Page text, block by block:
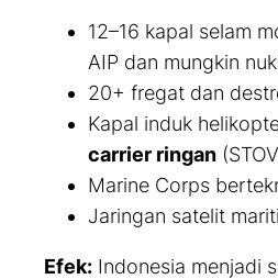
12–16 kapal selam
AIP dan mungkin
20+ fregat dan
Kapal induk
carrier ringan
Marine Corps
Jaringan satelit
Efek: Indonesia menjadi